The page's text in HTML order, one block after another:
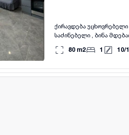
ქირავდება
საძინებელი , ბინა
დამიკავშირდით.
80 m2 1 10/